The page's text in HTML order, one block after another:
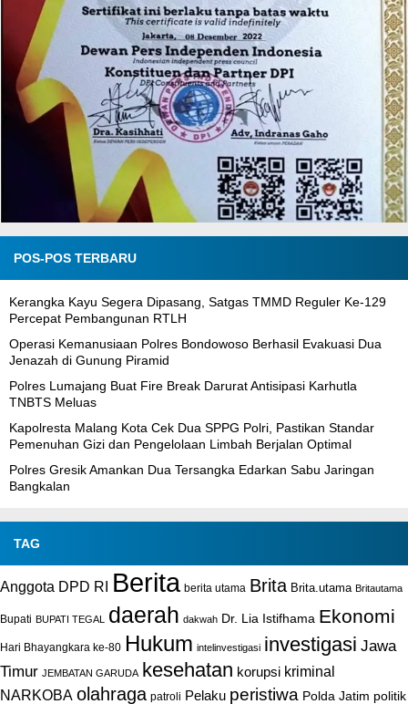
POS-POS TERBARU
Kerangka Kayu Segera Dipasang, Satgas TMMD Reguler Ke-129
Percepat Pembangunan RTLH
Operasi Kemanusiaan Polres Bondowoso Berhasil Evakuasi Dua
Jenazah di Gunung Piramid
Polres Lumajang Buat Fire Break Darurat Antisipasi Karhutla
TNBTS Meluas
Kapolresta Malang Kota Cek Dua SPPG Polri, Pastikan Standar
Pemenuhan Gizi dan Pengelolaan Limbah Berjalan Optimal
Polres Gresik Amankan Dua Tersangka Edarkan Sabu Jaringan
Bangkalan
TAG
Anggota DPD RI Berita berita utama Brita Brita.utama Britautama
Bupati BUPATI TEGAL daerah dakwah Dr. Lia Istifhama Ekonomi
Hari Bhayangkara ke-80 Hukum intelinvestigasi investigasi Jawa
Timur JEMBATAN GARUDA kesehatan korupsi kriminal
NARKOBA olahraga patroli Pelaku peristiwa Polda Jatim politik